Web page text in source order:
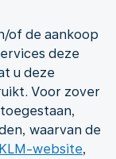
of de aankoop
deze
u deze
Voor zover
waarvan de
KLM-website,